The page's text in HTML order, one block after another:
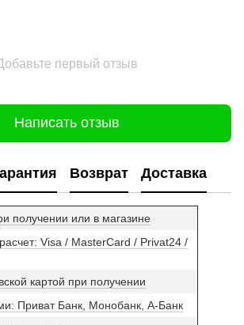
первый отзыв
Написать отзыв
Возврат Доставка
получении или в магазине
Visa / MasterCard / Privat24 /
картой при получении
Приват Банк, Монобанк, А-Банк